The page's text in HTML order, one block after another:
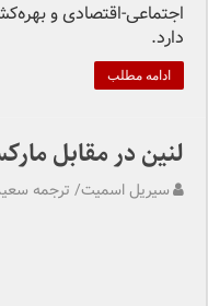
اجتماعی-اقتصادی و
دارد.
ادامه مطلب
لنین در مقابل
سیریل اسمیت/ ترجمه